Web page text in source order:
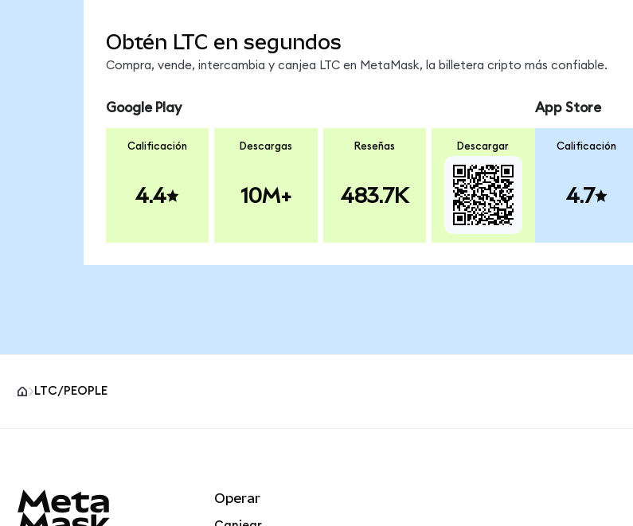
Obtén LTC en segundos
Compra, vende, intercambia y canjea LTC en MetaMask, la billetera cripto más confiable.
Google Play
Calificación
4.4
Descargas
10M+
Reseñas
483.7K
Descargar
App Store
Calificación
4.7
LTC/PEOPLE
Operar